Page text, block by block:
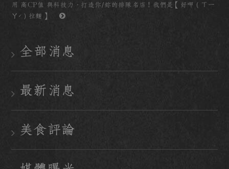
用 高CP值 與科技力，打造你/妳的排隊名店！我們是【好呷（ㄒㄧ
ㄚˊ）拉麵】
全部消息
最新消息
美食評論